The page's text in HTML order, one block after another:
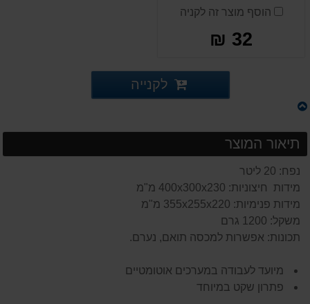
הוסף מוצר זה לקניה
32 ₪
לקנייה
תיאור המוצר
נפח: 20 ליטר
מידות חיצוניות: 400x300x230 מ"מ
מידות פנימיות: 355x255x220 מ"מ
משקל: 1200 גרם
תכונות: אפשרות למכסה תואם, נערם.
מיועד לעבודה במערכים אוטומטיים
פתרון שקט במיוחד